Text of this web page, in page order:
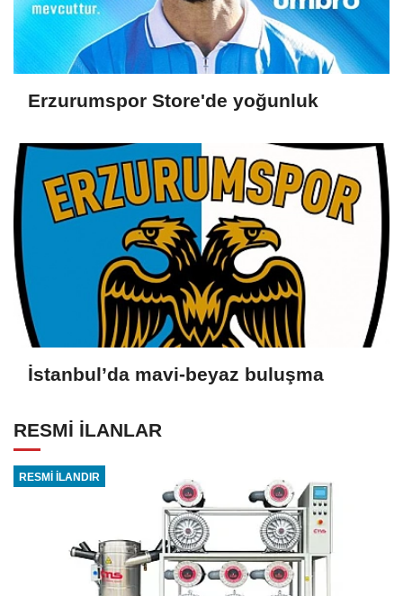
Erzurumspor Store'de yoğunluk
İstanbul’da mavi-beyaz buluşma
RESMİ İLANLAR
RESMİ İLANDIR